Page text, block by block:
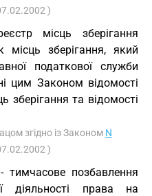
)
місць зберігання
місць зберігання, який
податкової служби
цим Законом відомості
зберігання та відомості
згідно із Законом N
)
- тимчасове позбавлення
діяльності права на